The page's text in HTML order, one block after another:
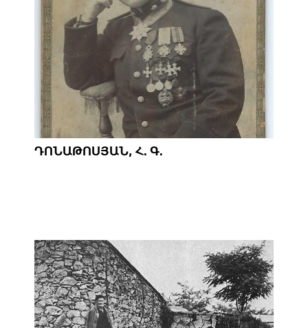
ԴՈՆԱԹՈՍՅԱՆ, Հ. Գ.